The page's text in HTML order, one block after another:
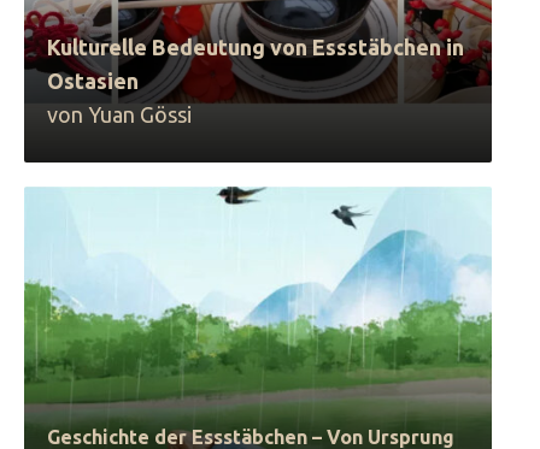
Kulturelle Bedeutung von Essstäbchen in
Ostasien
von Yuan Gössi
Geschichte der Essstäbchen – Von Ursprung